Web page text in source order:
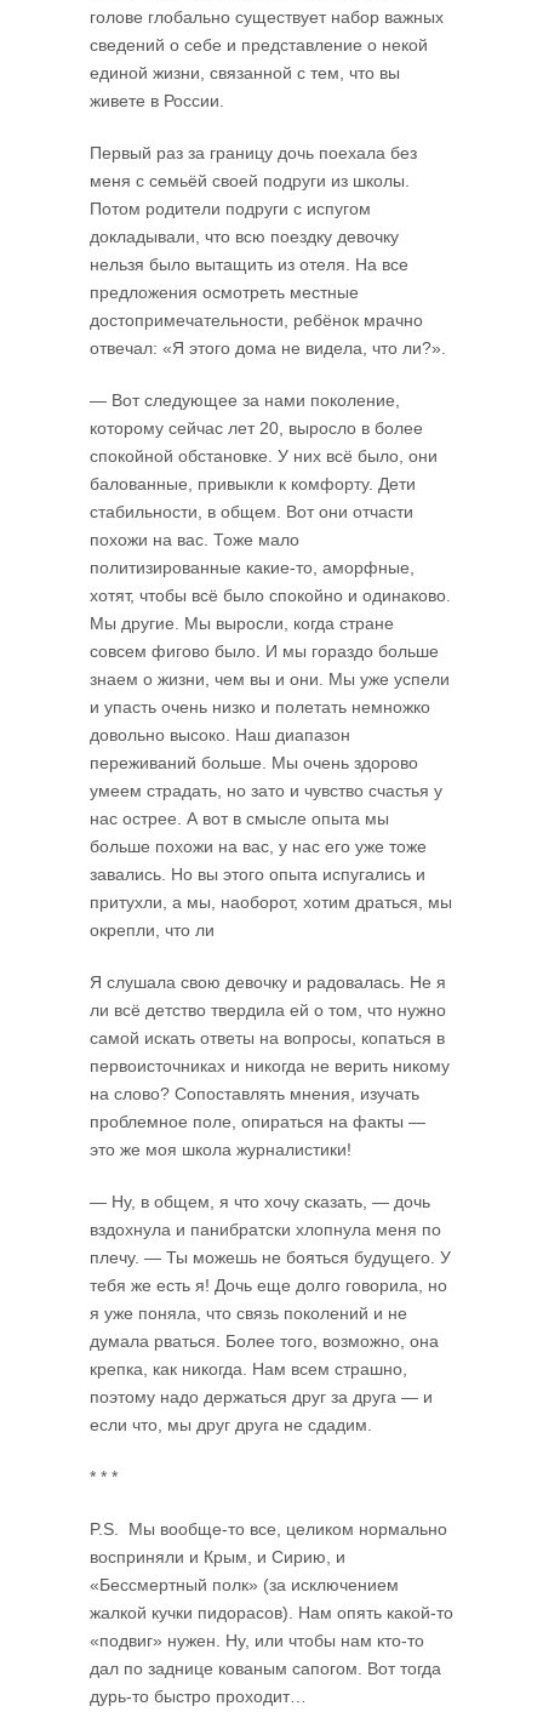
голове глобально существует набор важных
сведений о себе и представление о некой
единой жизни, связанной с тем, что вы
живете в России.
Первый раз за границу дочь поехала без
меня с семьёй своей подруги из школы.
Потом родители подруги с испугом
докладывали, что всю поездку девочку
нельзя было вытащить из отеля. На все
предложения осмотреть местные
достопримечательности, ребёнок мрачно
отвечал: «Я этого дома не видела, что ли?».
— Вот следующее за нами поколение,
которому сейчас лет 20, выросло в более
спокойной обстановке. У них всё было, они
балованные, привыкли к комфорту. Дети
стабильности, в общем. Вот они отчасти
похожи на вас. Тоже мало
политизированные какие-то, аморфные,
хотят, чтобы всё было спокойно и одинаково.
Мы другие. Мы выросли, когда стране
совсем фигово было. И мы гораздо больше
знаем о жизни, чем вы и они. Мы уже успели
и упасть очень низко и полетать немножко
довольно высоко. Наш диапазон
переживаний больше. Мы очень здорово
умеем страдать, но зато и чувство счастья у
нас острее. А вот в смысле опыта мы
больше похожи на вас, у нас его уже тоже
завались. Но вы этого опыта испугались и
притухли, а мы, наоборот, хотим драться, мы
окрепли, что ли
Я слушала свою девочку и радовалась. Не я
ли всё детство твердила ей о том, что нужно
самой искать ответы на вопросы, копаться в
первоисточниках и никогда не верить никому
на слово? Сопоставлять мнения, изучать
проблемное поле, опираться на факты —
это же моя школа журналистики!
— Ну, в общем, я что хочу сказать, — дочь
вздохнула и панибратски хлопнула меня по
плечу. — Ты можешь не бояться будущего. У
тебя же есть я! Дочь еще долго говорила, но
я уже поняла, что связь поколений и не
думала рваться. Более того, возможно, она
крепка, как никогда. Нам всем страшно,
поэтому надо держаться друг за друга — и
если что, мы друг друга не сдадим.
* * *
P.S. Мы вообще-то все, целиком нормально
восприняли и Крым, и Сирию, и
«Бессмертный полк» (за исключением
жалкой кучки пидорасов). Нам опять какой-то
«подвиг» нужен. Ну, или чтобы нам кто-то
дал по заднице кованым сапогом. Вот тогда
дурь-то быстро проходит…